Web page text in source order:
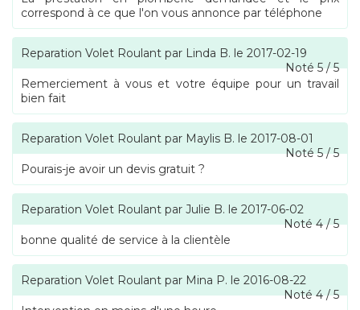
correspond à ce que l'on vous annonce par téléphone
Reparation Volet Roulant par Linda B. le 2017-02-19
Noté5/5
Remerciement à vous et votre équipe pour un travail
bien fait
Reparation Volet Roulant par Maylis B. le 2017-08-01
Noté5/5
Pourais-je avoir un devis gratuit ?
Reparation Volet Roulant par Julie B. le 2017-06-02
Noté4/5
bonne qualité de service à la clientèle
Reparation Volet Roulant par Mina P. le 2016-08-22
Noté4/5